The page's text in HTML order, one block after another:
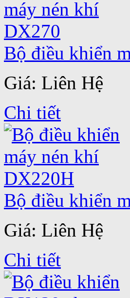
Bộ điều khiển
Giá: Liên Hệ
Chi tiết
Bộ điều khiển
Giá: Liên Hệ
Chi tiết